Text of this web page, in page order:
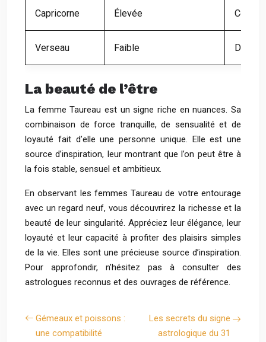
Capricorne Élevée
Verseau Faible
La beauté de l’être
La femme Taureau est un signe riche en nuances. Sa
combinaison de force tranquille, de sensualité et de
loyauté fait d’elle une personne unique. Elle est une
source d’inspiration, leur montrant que l’on peut être à
la fois stable, sensuel et ambitieux.
En observant les femmes Taureau de votre entourage
avec un regard neuf, vous découvrirez la richesse et la
beauté de leur singularité. Appréciez leur élégance, leur
loyauté et leur capacité à profiter des plaisirs simples
de la vie. Elles sont une précieuse source d’inspiration.
Pour approfondir, n’hésitez pas à consulter des
astrologues reconnus et des ouvrages de référence.
Gémeaux et poissons :
une compatibilité
Les secrets du signe
astrologique du 31